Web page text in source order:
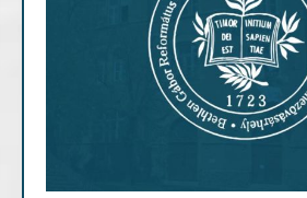
Archív cikkek